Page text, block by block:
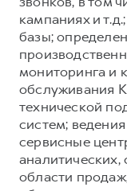
кампаниях и
базы;
мониторинга и
обслуживания
технической
систем;
сервисные
аналитических,
области